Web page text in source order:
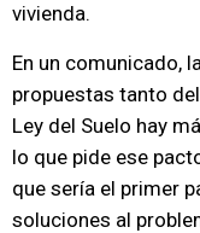
vivienda.
En un comunicado,
propuestas tanto
Ley del Suelo hay
lo que pide ese
que sería el primer
soluciones al